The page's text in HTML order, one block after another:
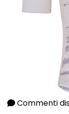
Commenti